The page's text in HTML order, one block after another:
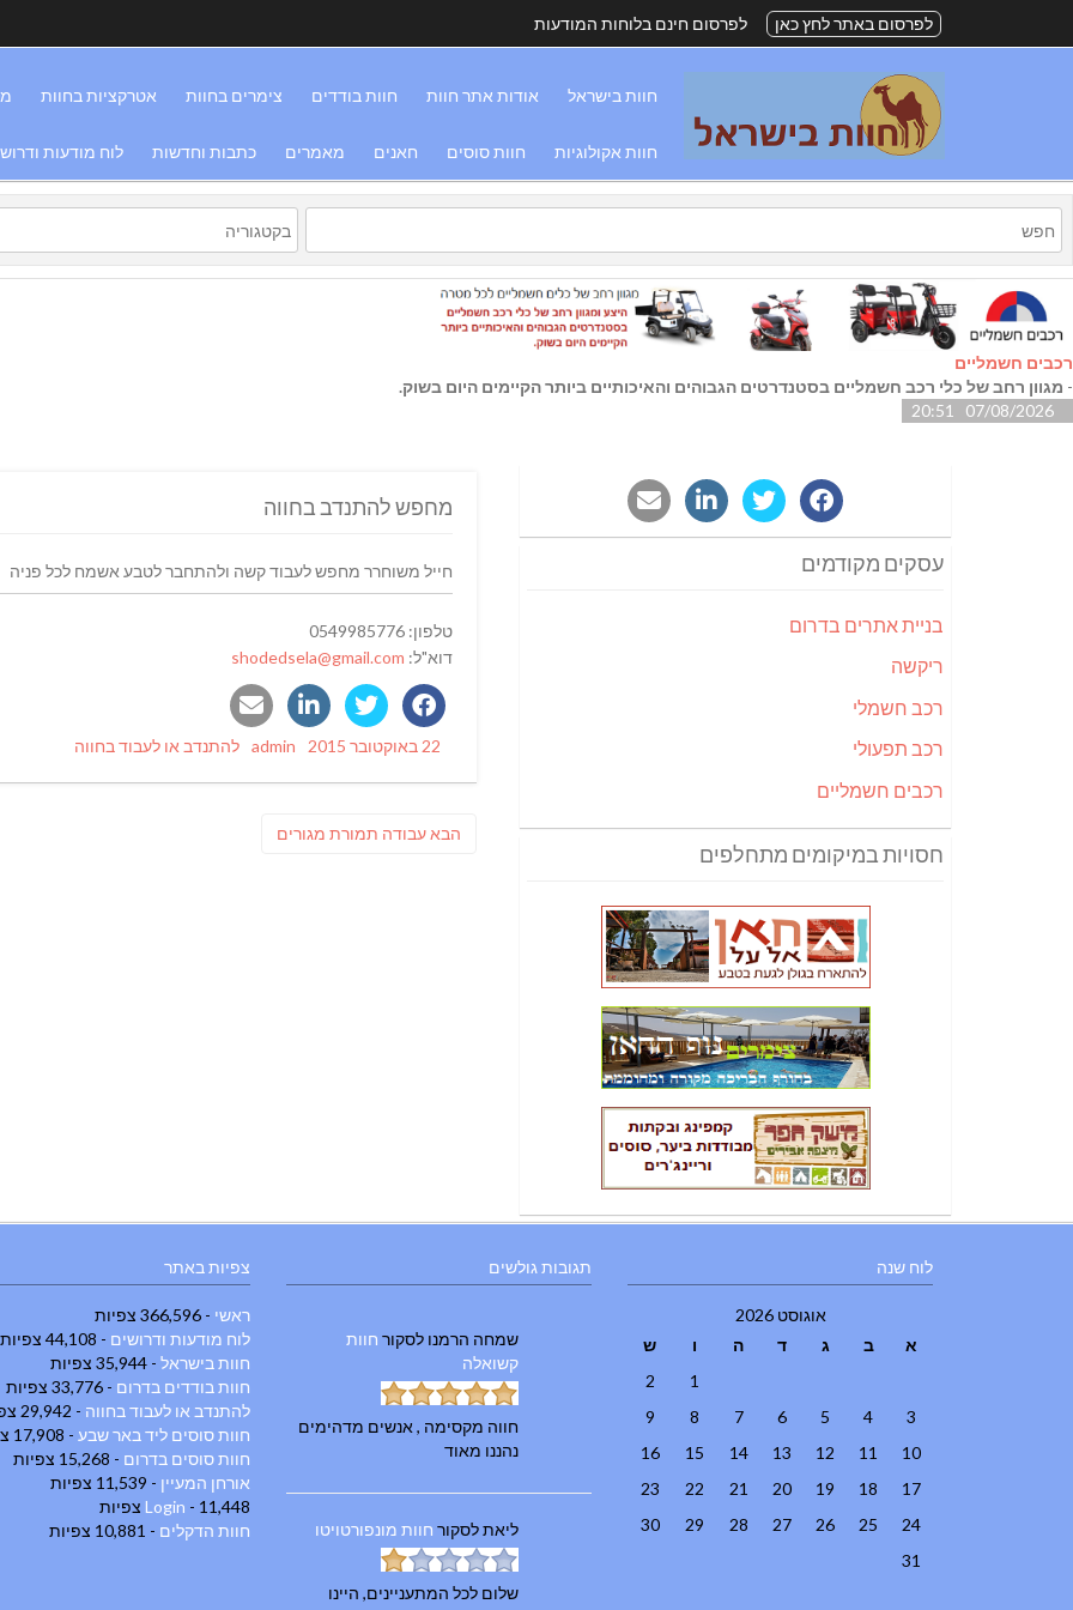
לפרסום באתר לחץ כאן לפרסום חינם בלוחות המודעות
חוות בישראל אודות אתר חוות חוות בודדים צימרים בחוות אטרקציות בחוות
חוות אקולוגיות חוות סוסים חאנים מאמרים כתבות וחדשות לוח מודעות
רכבים חשמליים
- מגוון רחב של כלי רכב חשמליים בסטנדרטים הגבוהים והאיכותיים ביותר הקיימים היום בשוק.
07/08/2026 20:51
מחפש להתנדב בחווה
חייל משוחרר מחפש לעבוד קשה ולהתחבר לטבע אשמח לכל פניה
טלפון: 0549985776
דוא"ל: shodedsela@gmail.com
Posted
22 באוקטובר 2015 Author
admin
Categories
להתנדב או לעבוד בחווה
הבאפוסט
עבודה תמורת מגורים
עסקים מקודמים
בניית אתרים בדרום
ריקשה
רכב חשמלי
רכב תפעולי
רכבים חשמליים
חסויות במיקומים מתחלפים
צפיות באתר
ראשי - 366,596 צפיות
לוח מודעות ודרושים - 44,108 צפיות
חוות בישראל - 35,944 צפיות
חוות בודדים בדרום - 33,776 צפיות
להתנדב או לעבוד בחווה - 29,942 צפיות
חוות סוסים ליד באר שבע - 17,908 צפיות
חוות סוסים בדרום - 15,268 צפיות
אורחן המעיין - 11,539 צפיות
Login - 11,448 צפיות
חוות הדקלים - 10,881 צפיות
תגובות גולשים
שמחה הרמנו לסקור חוות
קשואלה
חווה מקסימה , אנשים מדהימים
נהננו מאוד
ליאתלסקור חוות מונפורטויטו
שלום לכל המתעניינים, היינו
לוח שנה
אוגוסט 2026
א
ב ג ד ה ו
ש
1
2
3
4
5
6
7
8
9
10
11
12
13
14
15
16
17
18
19
20
21
22
23
24
25
26
27
28
29
30
31